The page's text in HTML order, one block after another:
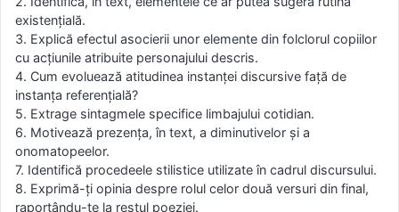
existenţială.
3. Explică efectul asocierii unor elemente din folclorul copiilor
cu acţiunile atribuite personajului descris.
4. Cum evoluează atitudinea instanţei discursive faţă de
instanţa referenţială?
5. Extrage sintagmele specifice limbajului cotidian.
6. Motivează prezenţa, în text, a diminutivelor şi a
onomatopeelor.
7. Identifică procedeele stilistice utilizate în cadrul discursului.
8. Exprimă-ţi opinia despre rolul celor două versuri din final,
raportându-te la restul poeziei.